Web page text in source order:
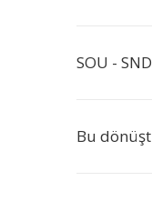
SOU -
Bu